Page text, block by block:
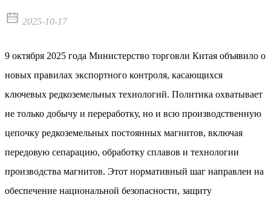
2025-10-17
9 октября 2025 года Министерство торговли Китая объявило о
новых правилах экспортного контроля, касающихся
ключевых редкоземельных технологий. Политика охватывает
не только добычу и переработку, но и всю производственную
цепочку редкоземельных постоянных магнитов, включая
передовую сепарацию, обработку сплавов и технологии
производства магнитов. Этот нормативный шаг направлен на
обеспечение национальной безопасности, защиту